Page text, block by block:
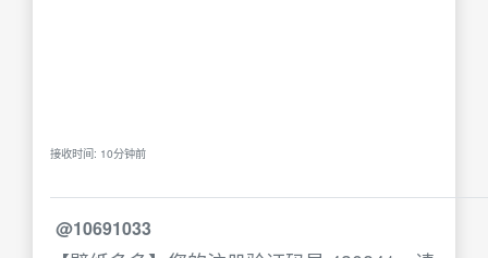
接收时间: 10分钟前
@10691033